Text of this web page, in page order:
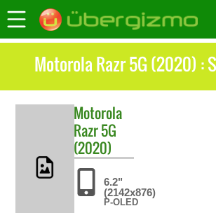
Motorola Razr 5G (2020) :
Motorola
Razr 5G
(2020)
6.2"
(2142x876)
P-OLED